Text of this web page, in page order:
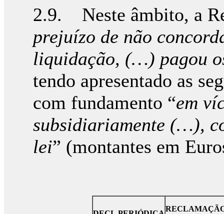
2.9. Neste âmbito, a
prejuízo de não
liquidação, (…) pagou
tendo apresentado as
com fundamento “em
subsidiariamente (…),
lei” (montantes em